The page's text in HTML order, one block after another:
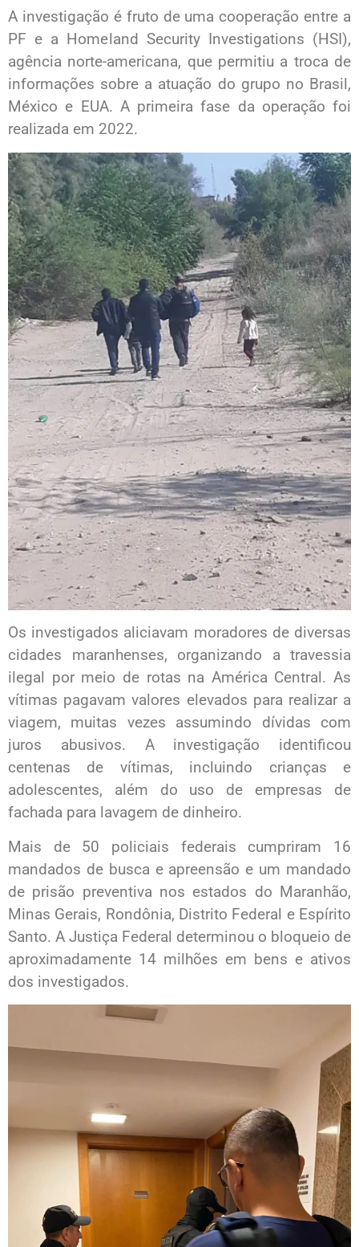
A investigação é fruto de uma cooperação entre a
PF e a Homeland Security Investigations (HSI),
agência norte-americana, que permitiu a troca de
informações sobre a atuação do grupo no Brasil,
México e EUA. A primeira fase da operação foi
realizada em 2022.
Os investigados aliciavam moradores de diversas
cidades maranhenses, organizando a travessia
ilegal por meio de rotas na América Central. As
vítimas pagavam valores elevados para realizar a
viagem, muitas vezes assumindo dívidas com
juros abusivos. A investigação identificou
centenas de vítimas, incluindo crianças e
adolescentes, além do uso de empresas de
fachada para lavagem de dinheiro.
Mais de 50 policiais federais cumpriram 16
mandados de busca e apreensão e um mandado
de prisão preventiva nos estados do Maranhão,
Minas Gerais, Rondônia, Distrito Federal e Espírito
Santo. A Justiça Federal determinou o bloqueio de
aproximadamente 14 milhões em bens e ativos
dos investigados.